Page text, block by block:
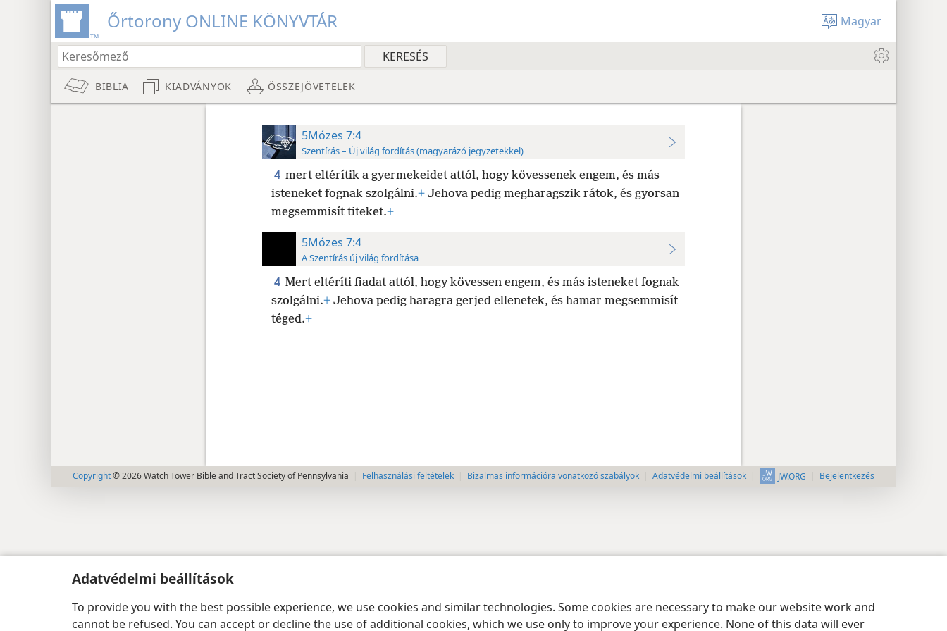
Adatvédelmi beállítások
To provide you with the best possible experience, we use cookies and similar technologies. Some cookies are necessary to make our website work and
cannot be refused. You can accept or decline the use of additional cookies, which we use only to improve your experience. None of this data will ever
Őrtorony ONLINE KÖNYVTÁR Magyar
BIBLIA KIADVÁNYOK ÖSSZEJÖVETELEK
5Mózes 7:4
Szentírás – Új világ fordítás (magyarázó jegyzetekkel)
4 mert eltérítik a gyermekeidet attól, hogy kövessenek engem, és más
isteneket fognak szolgálni.+Jehova pedig megharagszik rátok, és gyorsan
megsemmisít titeket.+
5Mózes 7:4
A Szentírás új világ fordítása
4 Mert eltéríti fiadat attól, hogy kövessen engem, és más isteneket fognak
szolgálni.+Jehova pedig haragra gerjed ellenetek, és hamar megsemmisít
téged.+
Copyright© 2026 Watch Tower Bible and Tract Society of Pennsylvania Felhasználási feltételek Bizalmas információra vonatkozó szabályok Adatvédelmi beállítások JW.ORG Bejelentkezés